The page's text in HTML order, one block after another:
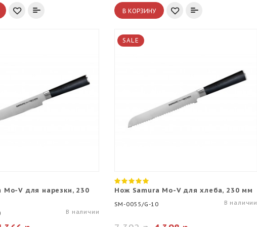
В КОРЗИНУ
Mo-V для нарезки, 230
В наличии
SALE
Нож Samura Mo-V для хлеба, 230 мм
SM-0055/G-10 В наличии